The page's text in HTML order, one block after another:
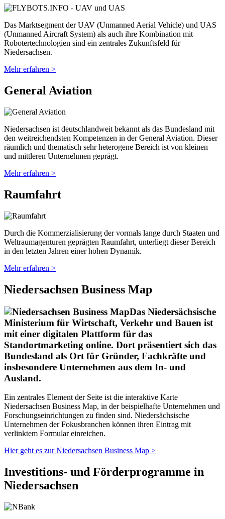
Das Marktsegment der UAV (Unmanned Aerial Vehicle) und UAS
(Unmanned Aircraft System) als auch ihre Kombination mit
Robotertechnologien sind ein zentrales Zukunftsfeld für
Niedersachsen.
Mehr erfahren >
General Aviation
Niedersachsen ist deutschlandweit bekannt als das Bundesland mit
den weitreichendsten Kompetenzen in der General Aviation. Dieser
räumlich und thematisch sehr heterogene Bereich ist von kleinen
und mittleren Unternehmen geprägt.
Mehr erfahren >
Raumfahrt
Durch die Kommerzialisierung der vormals lange durch Staaten und
Weltraumagenturen geprägten Raumfahrt, unterliegt dieser Bereich
in den letzten Jahren einer hohen Dynamik.
Mehr erfahren >
Niedersachsen Business Map
Das Niedersächsische
Ministerium für Wirtschaft, Verkehr und Bauen ist
mit einer digitalen Plattform für das
Standortmarketing online. Dort präsentiert sich das
Bundesland als Ort für Gründer, Fachkräfte und
insbesondere Unternehmen aus dem In- und
Ausland.
Ein zentrales Element der Seite ist die interaktive Karte
Niedersachsen Business Map, in der beispielhafte Unternehmen und
Forschungseinrichtungen zu finden sind. Niedersächsische
Unternehmen der Fokusbranchen können ihren Eintrag mit
verlinktem Formular einreichen.
Hier geht es zur Niedersachsen Business Map >
Investitions- und Förderprogramme in
Niedersachsen